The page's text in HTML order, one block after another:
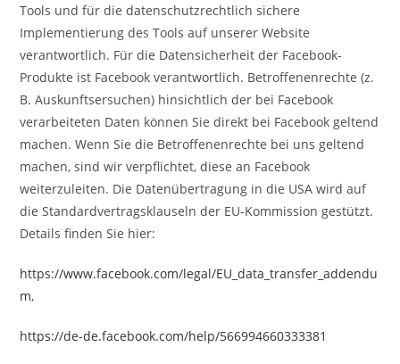
Tools und für die datenschutzrechtlich sichere
Implementierung des Tools auf unserer Website
verantwortlich. Für die Datensicherheit der Facebook-
Produkte ist Facebook verantwortlich. Betroffenenrechte (z.
B. Auskunftsersuchen) hinsichtlich der bei Facebook
verarbeiteten Daten können Sie direkt bei Facebook geltend
machen. Wenn Sie die Betroffenenrechte bei uns geltend
machen, sind wir verpflichtet, diese an Facebook
weiterzuleiten. Die Datenübertragung in die USA wird auf
die Standardvertragsklauseln der EU-Kommission gestützt.
Details finden Sie hier:
https://www.facebook.com/legal/EU_data_transfer_addendu
m,
https://de-de.facebook.com/help/566994660333381